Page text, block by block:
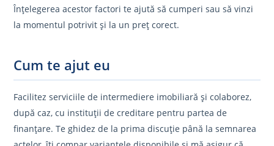
Înțelegerea acestor factori te ajută să cumperi sau să vinzi
la momentul potrivit și la un preț corect.
Cum te ajut eu
Facilitez serviciile de intermediere imobiliară și colaborez,
după caz, cu instituții de creditare pentru partea de
finanțare. Te ghidez de la prima discuție până la semnarea